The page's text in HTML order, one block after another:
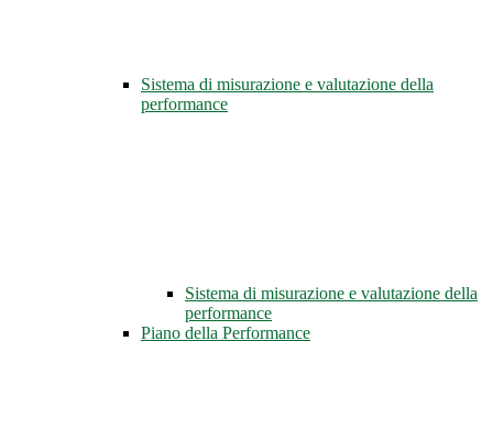
Sistema di misurazione e valutazione della
performance
Sistema di misurazione e valutazione della
performance
Piano della Performance